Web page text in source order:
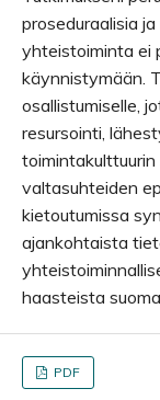
proseduraalisia
yhteistoiminta ei
käynnistymään.
osallistumiselle,
resursointi,
valtasuhteiden
kietoutumissa
ajankohtaista
haasteista
PDF